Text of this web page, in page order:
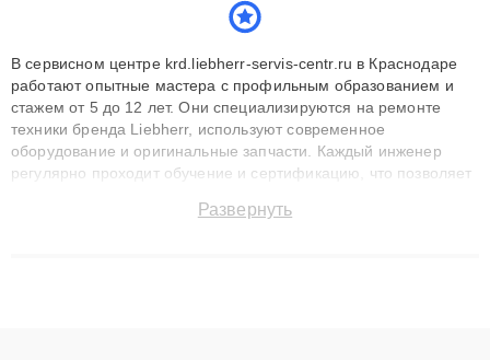
В сервисном центре krd.liebherr-servis-centr.ru в Краснодаре
работают опытные мастера с профильным образованием и
стажем от 5 до 12 лет. Они специализируются на ремонте
техники бренда Liebherr, используют современное
оборудование и оригинальные запчасти. Каждый инженер
регулярно проходит обучение и сертификацию, что позволяет
технику с сохранением гарантии до 3 лет. Наши мастера
Развернуть